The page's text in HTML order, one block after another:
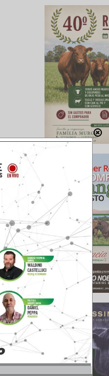
ha
de
ha
de los
de las
en un
gordos
para
y
con el
en
hubo
un